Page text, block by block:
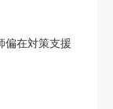
偏在対策支援